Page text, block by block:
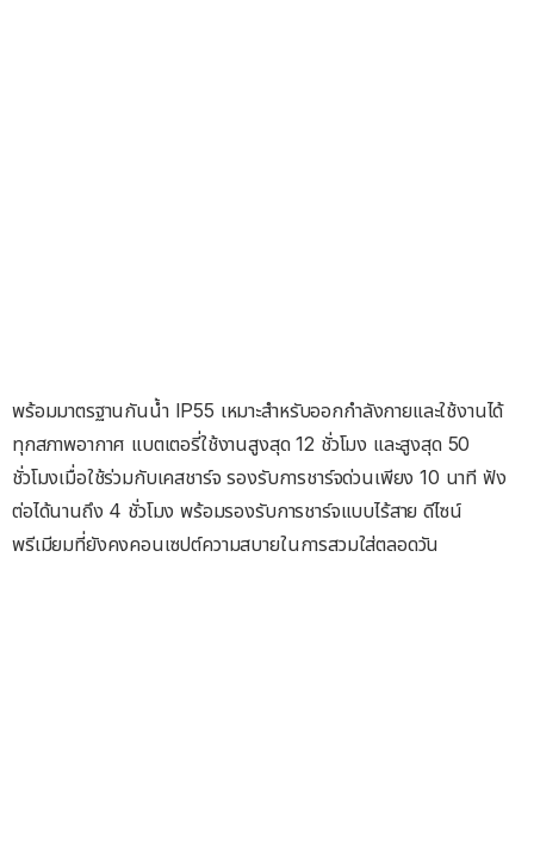
พร้อมมาตรฐานกันน้ำ IP55 เหมาะสำหรับออกกำลังกายและใช้งานได้
ทุกสภาพอากาศ แบตเตอรี่ใช้งานสูงสุด 12 ชั่วโมง และสูงสุด 50
ชั่วโมงเมื่อใช้ร่วมกับเคสชาร์จ รองรับการชาร์จด่วนเพียง 10 นาที ฟัง
ต่อได้นานถึง 4 ชั่วโมง พร้อมรองรับการชาร์จแบบไร้สาย ดีไซน์
พรีเมียมที่ยังคงคอนเซปต์ความสบายในการสวมใส่ตลอดวัน